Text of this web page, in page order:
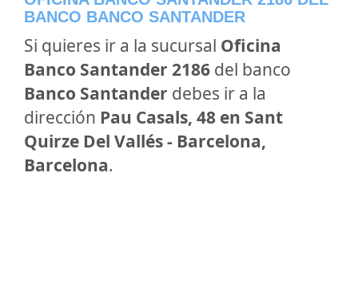
BANCO BANCO SANTANDER
Si quieres ir a la sucursal Oficina
Banco Santander 2186 del banco
Banco Santander debes ir a la
dirección Pau Casals, 48 en Sant
Quirze Del Vallés - Barcelona,
Barcelona.